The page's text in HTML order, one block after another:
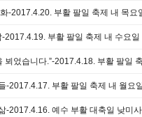
-2017.4.20. 부활 팔일 축제 내 목요
부활 팔일 축제 내 수요일
뵈었습니다.”-2017.4.18. 부활 팔일
-2017.4.17. 부활 팔일 축제 내 월요일
-2017.4.16. 예수 부활 대축일 낮미사